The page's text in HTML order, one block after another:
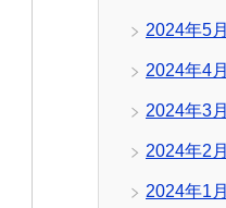
2024年5月
2024年4月
2024年3月
2024年2月
2024年1月